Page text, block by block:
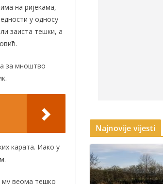
на ријекама,
у односу
заиста тешки, а
за мноштво
карата. Иако у
му веома тешко
Najnovije vijesti